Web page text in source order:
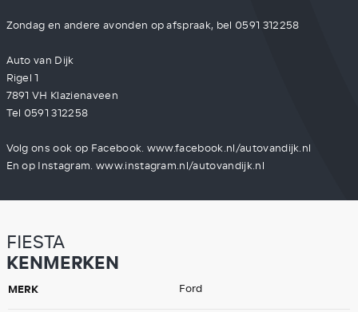
Zondag en andere avonden op afspraak, bel 0591 312258
Auto van Dijk
Rigel 1
7891 VH Klazienaveen
Tel 0591 312258
Volg ons ook op Facebook. www.facebook.nl/autovandijk.nl
En op Instagram. www.instagram.nl/autovandijk.nl
FIESTA
KENMERKEN
MERK Ford